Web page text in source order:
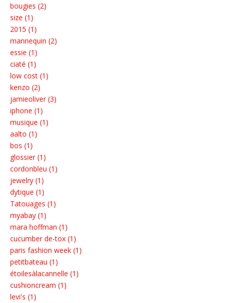
bougies (2)
size (1)
2015 (1)
mannequin (2)
essie (1)
ciaté (1)
low cost (1)
kenzo (2)
jamieoliver (3)
iphone (1)
musique (1)
aalto (1)
bos (1)
glossier (1)
cordonbleu (1)
jewelry (1)
dytique (1)
Tatouages (1)
myabay (1)
mara hoffman (1)
cucumber de-tox (1)
paris fashion week (1)
petitbateau (1)
étoilesàlacannelle (1)
cushioncream (1)
levi's (1)